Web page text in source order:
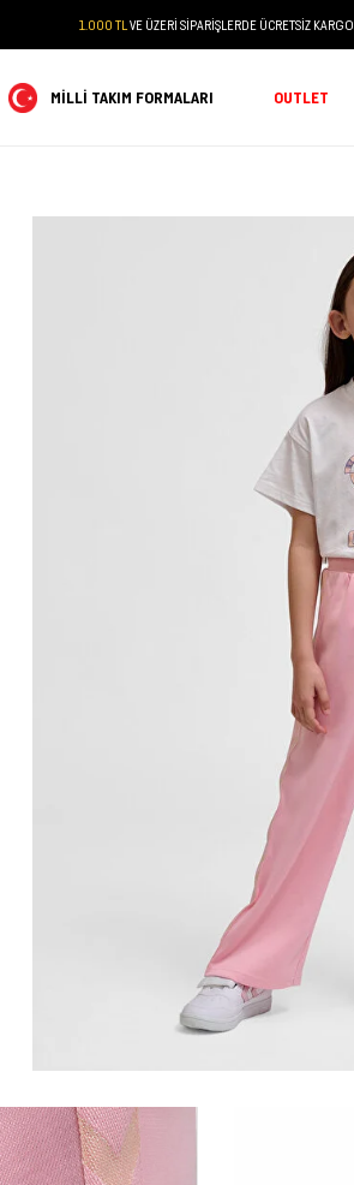
1.000 TL VE ÜZERİ SİPARİŞLERDE ÜCRETSİZ KARGO
MILLI TAKIM FORMALARI OUTLET